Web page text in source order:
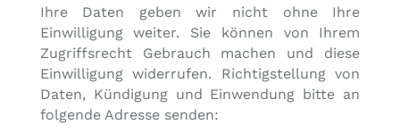
Ihre Daten geben wir nicht ohne Ihre
Einwilligung weiter. Sie können von Ihrem
Zugriffsrecht Gebrauch machen und diese
Einwilligung widerrufen. Richtigstellung von
Daten, Kündigung und Einwendung bitte an
folgende Adresse senden: